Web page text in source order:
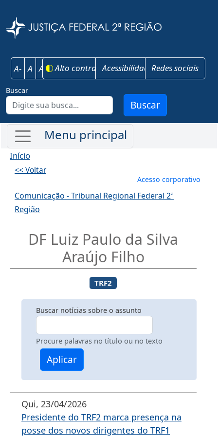
A- A A+ Alto contrasteAcessibilidadeRedes sociais
Buscar
Buscar
Início
<< Voltar
Menu de
Acesso corporativo
Comunicação - Tribunal Regional Federal 2ª
Região
DF Luiz Paulo da Silva
Araújo Filho
TRF2
Buscar notícias sobre o assunto
Procure palavras no título ou no texto
Aplicar
Qui, 23/04/2026
Presidente do TRF2 marca presença na
posse dos novos dirigentes do TRF1